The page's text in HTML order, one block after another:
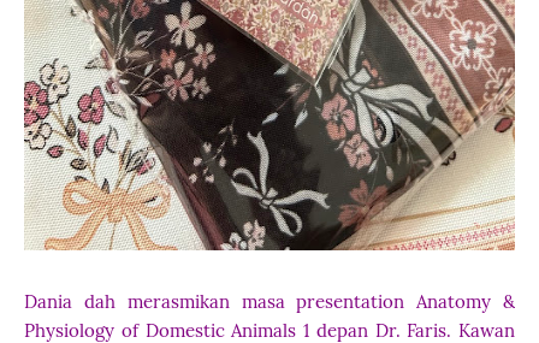
Dania dah merasmikan masa presentation Anatomy &
Physiology of Domestic Animals 1 depan Dr. Faris. Kawan